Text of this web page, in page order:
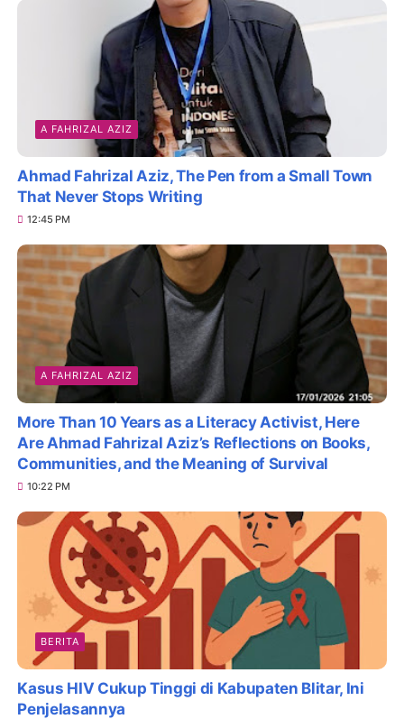
A FAHRIZAL AZIZ
Ahmad Fahrizal Aziz, The Pen from a Small Town
That Never Stops Writing
12:45 PM
A FAHRIZAL AZIZ
More Than 10 Years as a Literacy Activist, Here
Are Ahmad Fahrizal Aziz’s Reflections on Books,
Communities, and the Meaning of Survival
10:22 PM
BERITA
Kasus HIV Cukup Tinggi di Kabupaten Blitar, Ini
Penjelasannya